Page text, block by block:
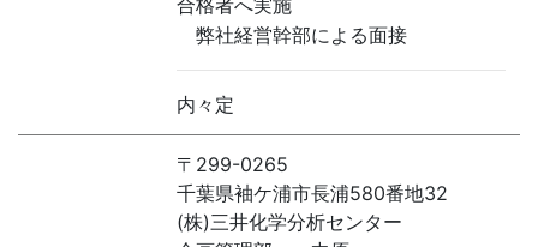
合格者へ実施
弊社経営幹部による面接
内々定
〒299-0265
千葉県袖ケ浦市長浦580番地32
(株)三井化学分析センター